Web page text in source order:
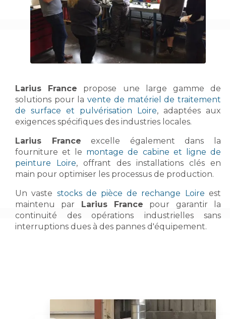
Larius France propose une large gamme de
solutions pour lavente de matériel de traitement
de surface et pulvérisation Loire, adaptées aux
exigences spécifiques des industries locales.
Larius France excelle également dans la
fourniture et le montage de cabine et ligne de
peinture Loire, offrant des installations clés en
main pour optimiser les processus de production.
Un vaste stocks de pièce de rechange Loire est
maintenu par Larius France pour garantir la
continuité des opérations industrielles sans
interruptions dues à des pannes d'équipement.